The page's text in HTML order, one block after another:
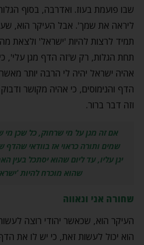
שבו פועמת בעוז. ואדרבה, בסוף
ליראה את שמך'. אבל העיקר הוא,
תמיד לרצות להיות 'ישראל' ולצאת
תחת הגלות, רק ש'זה הדף מגן עלי', כי
אהיה ישראל יהיה לי הרבה יותר
הדף והנימוסים, כי אהיה מקושר
וזה דבר ברור.
אם זה מגן על מי שרחוק, כל שכן מי
שמים ותורה כראוי אז בוודאי שהדף
יגן עליו, עד ליום שהוא יסתכל בעין
שהוא מוכרח להיות
שחורה אני ונאווה
העיקר הוא, שכאשר יהודי רוצה
הוא יכול לעשות זאת, כי יש לו את